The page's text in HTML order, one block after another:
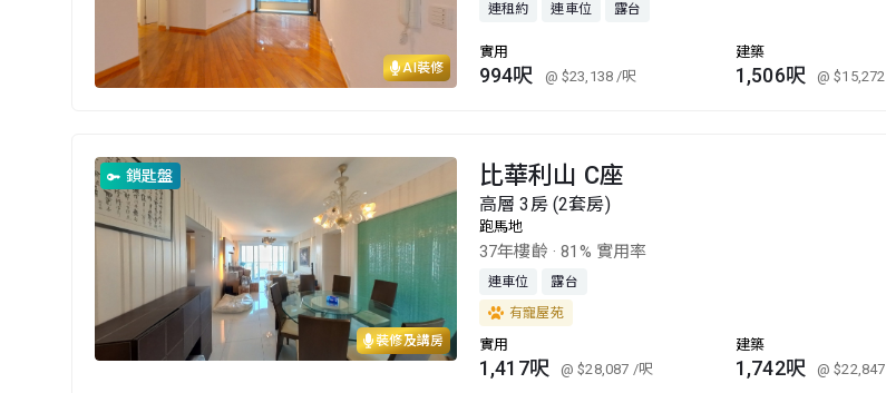
AI裝修
連租約 連車位 露台
實用
994呎 @ $23,138 /呎
建築
1,506呎 @ $15,272
裝修及講房
鎖匙盤 比華利山 C座
高層 3房 (2套房)
跑馬地
37年樓齡 ·81% 實用率
連車位
露台
有寵屋苑
實用
1,417呎 @ $28,087 /呎
建築
1,742呎 @ $22,847